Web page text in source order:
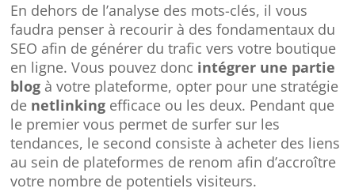
En dehors de l’analyse des mots-clés, il vous
faudra penser à recourir à des fondamentaux du
SEO afin de générer du trafic vers votre boutique
en ligne. Vous pouvez donc intégrer une partie
blog à votre plateforme, opter pour une stratégie
de netlinking efficace ou les deux. Pendant que
le premier vous permet de surfer sur les
tendances, le second consiste à acheter des liens
au sein de plateformes de renom afin d’accroître
votre nombre de potentiels visiteurs.